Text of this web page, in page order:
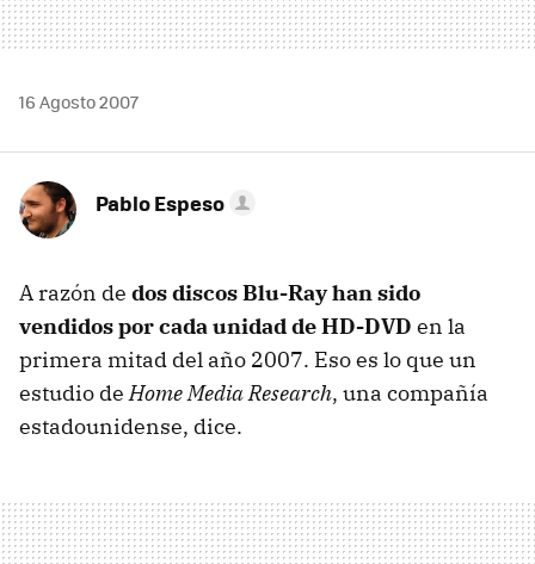
16 Agosto 2007
Pablo Espeso
A razón de dos discos Blu-Ray han sido
vendidos por cada unidad de HD-DVD en la
primera mitad del año 2007. Eso es lo que un
estudio deHome Media Research, una compañía
estadounidense, dice.